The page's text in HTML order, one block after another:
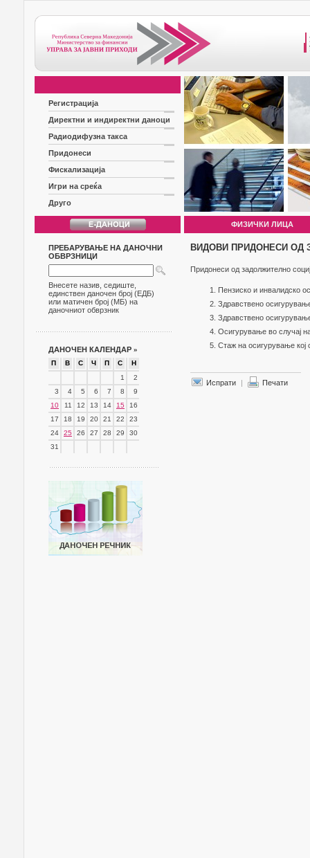
Регистрација
Директни и индиректни даноци
Радиодифузна такса
Придонеси
Фискализација
Игри на среќа
Друго
ФИЗИЧКИ ЛИЦА
ПРЕБАРУВАЊЕ НА ДАНОЧНИ
ОБВРЗНИЦИ
Внесете назив, седиште,
единствен даночен број (ЕДБ)
или матичен број (МБ) на
даночниот обврзник
ДАНОЧЕН КАЛЕНДАР »
П В С Ч П С
Н
1
2
3
4 5 6 7 8
9
10
11 12 13 14 15
16
17
18 19 20 21 22
23
24
25 26 27 28 29
30
31
ВИДОВИ ПРИДОНЕСИ ОД
Придонеси од задолжително
Пензиско и инвалидско
Здравствено
Здравствено
Осигурување во случај
Стаж на осигурување
Испрати | Печати